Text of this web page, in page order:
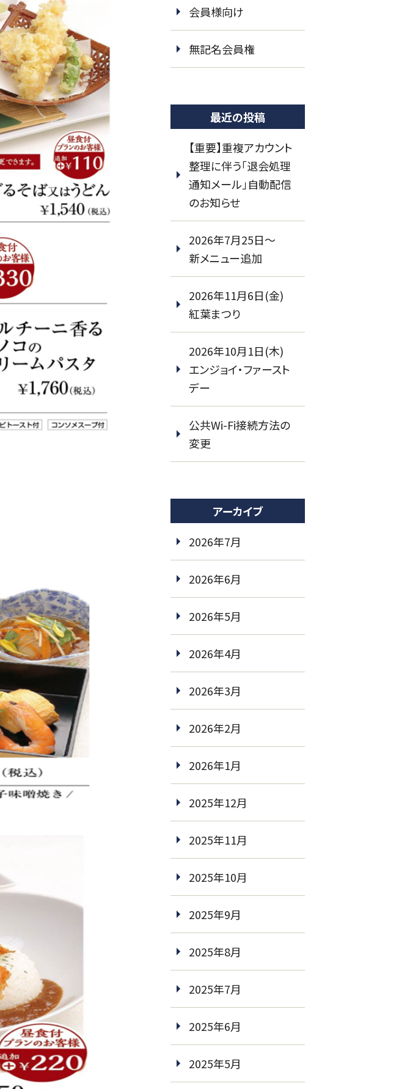
会員様向け
無記名会員権
最近の投稿
【重要】重複アカウント
整理に伴う「退会処理
通知メール」自動配信
のお知らせ
2026年7月25日～
新メニュー追加
2026年11月6日(金)
紅葉まつり
2026年10月1日(木)
エンジョイ・ファースト
デー
公共Wi-Fi接続方法の
変更
アーカイブ
2026年7月
2026年6月
2026年5月
2026年4月
2026年3月
2026年2月
2026年1月
2025年12月
2025年11月
2025年10月
2025年9月
2025年8月
2025年7月
2025年6月
2025年5月